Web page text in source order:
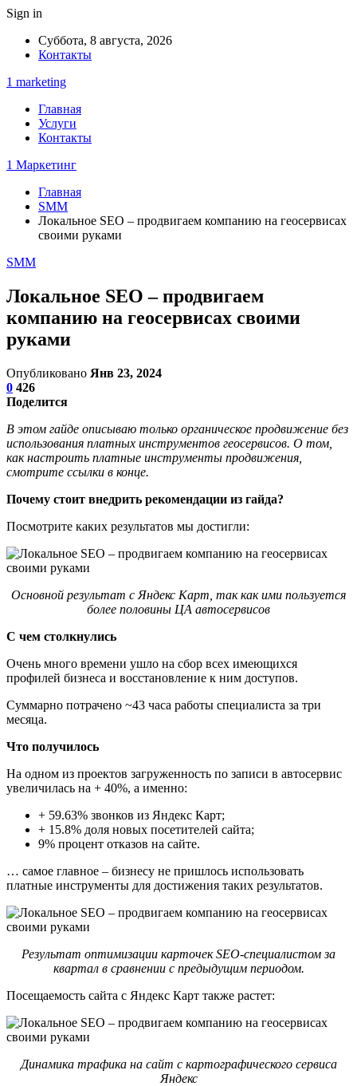
Sign in
Суббота, 8 августа, 2026
Контакты
1 marketing
Главная
Услуги
Контакты
1 Маркетинг
Главная
SMM
Локальное SEO – продвигаем компанию на геосервисах
своими руками
SMM
Локальное SEO – продвигаем
компанию на геосервисах своими
руками
Опубликовано Янв 23, 2024
0 426
Поделится
В этом гайде описываю только органическое продвижение без
использования платных инструментов геосервисов. О том,
как настроить платные инструменты продвижения,
смотрите ссылки в конце.
Почему стоит внедрить рекомендации из гайда?
Посмотрите каких результатов мы достигли:
Основной результат с Яндекс Карт, так как ими пользуется
более половины ЦА автосервисов
С чем столкнулись
Очень много времени ушло на сбор всех имеющихся
профилей бизнеса и восстановление к ним доступов.
Суммарно потрачено ~43 часа работы специалиста за три
месяца.
Что получилось
На одном из проектов загруженность по записи в автосервис
увеличилась на + 40%, а именно:
+ 59.63% звонков из Яндекс Карт;
+ 15.8% доля новых посетителей сайта;
9% процент отказов на сайте.
… самое главное – бизнесу не пришлось использовать
платные инструменты для достижения таких результатов.
Результат оптимизации карточек SEO-специалистом за
квартал в сравнении с предыдущим периодом.
Посещаемость сайта с Яндекс Карт также растет:
Динамика трафика на сайт с картографического сервиса
Яндекс